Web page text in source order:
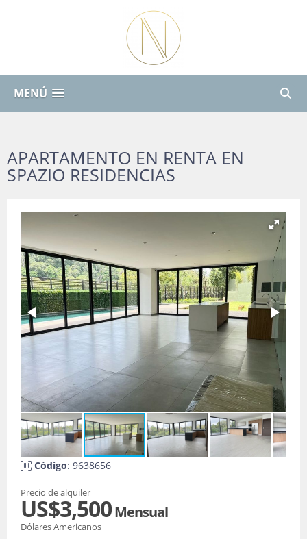
MENÚ
APARTAMENTO EN RENTA EN
SPAZIO RESIDENCIAS
Código: 9638656
Precio de alquiler
US$3,500Mensual
Dólares Americanos